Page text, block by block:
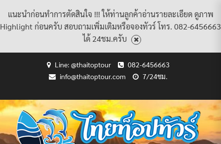
แนะนำก่อนทำการตัดสินใจ !!! ให้ท่านลูกค้าอ่านรายละเอียด ดูภาพ
Highlight ก่อนครับ สอบถามเพิ่มเติมหรือจองทัวร์ โทร. 082-6456663
ได้ 24ชม.ครับ
Line: @thaitoptour
082-6456663
info@thaitoptour.com
7/24ชม.
USACCOUNT
POLICY
AND
CONDITIONS
แพ็คเกจ
ทัวร์
ทั้งหมด
ต้อนรับ
สู่
ไทย
ท็อป
กับ
เรา
ทัวร์
ทั้งหมด